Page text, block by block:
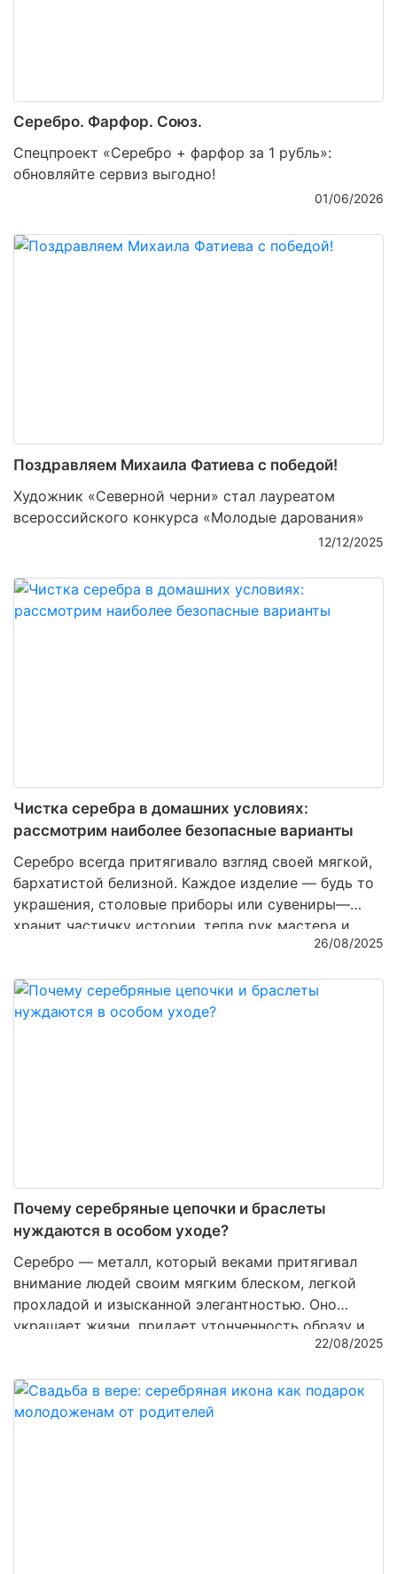
Серебро. Фарфор. Союз.
Спецпроект «Серебро + фарфор за 1 рубль»:
обновляйте сервиз выгодно!
01/06/2026
Поздравляем Михаила Фатиева c победой!
Художник «Северной черни» стал лауреатом
всероссийского конкурса «Молодые дарования»
12/12/2025
Чистка серебра в домашних условиях:
рассмотрим наиболее безопасные варианты
Серебро всегда притягивало взгляд своей мягкой,
бархатистой белизной. Каждое изделие — будь то
украшения, столовые приборы или сувениры—
хранит частичку истории, тепла рук мастера и
неповторимого блеска. Но со временем даже
покрывается налетом и теряет былую роскошь. И
здесь на помощь приходит заботливая чистка,
26/08/2025
Почему серебряные цепочки и браслеты
нуждаются в особом уходе?
Серебро — металл, который веками притягивал
внимание людей своим мягким блеском, легкой
прохладой и изысканной элегантностью. Оно
украшает жизни, придает утонченность образу и
несет в себе особую энергетику, словно капля
изделия. Однако серебряные изделия требуют
заботы и внимания, чтобы их сияние не тускнело, а
22/08/2025